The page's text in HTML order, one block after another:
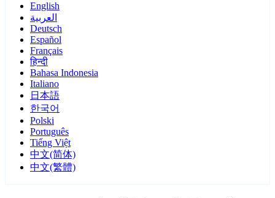
English
العربية
Deutsch
Español
Français
हिन्दी
Bahasa Indonesia
Italiano
日本語
한국어
Polski
Português
Tiếng Việt
中文(简体)
中文(繁體)